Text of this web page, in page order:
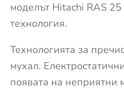
моделът Hitachi RAS
технология.
Технологията за
мухал.
появата на